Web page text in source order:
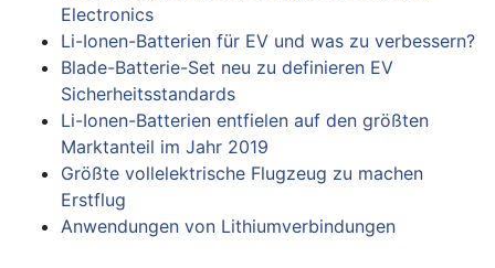
Electronics
Li-Ionen-Batterien für EV und was zu verbessern?
Blade-Batterie-Set neu zu definieren EV
Sicherheitsstandards
Li-Ionen-Batterien entfielen auf den größten
Marktanteil im Jahr 2019
Größte vollelektrische Flugzeug zu machen
Erstflug
Anwendungen von Lithiumverbindungen